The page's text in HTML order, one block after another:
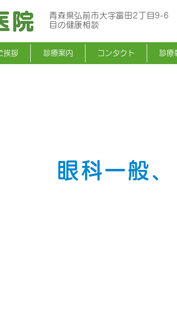
青森県弘前市大字富田2
丁目9-6
目の健康相談
挨拶 診療案内 コンタクト 診療
眼科一般